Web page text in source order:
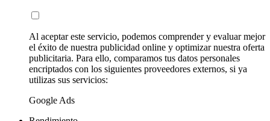
Al aceptar este servicio, podemos comprender y evaluar mejor
el éxito de nuestra publicidad online y optimizar nuestra oferta
publicitaria. Para ello, comparamos tus datos personales
encriptados con los siguientes proveedores externos, si ya
utilizas sus servicios:
Google Ads